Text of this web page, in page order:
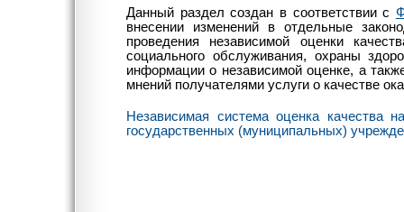
Данный раздел создан в соответствии с
внесении изменений в отдельные
проведения независимой оценки
социального обслуживания, охраны
информации о независимой оценке, а
мнений получателями услуги о качестве
Независимая система оценка
государственных (муниципальных)